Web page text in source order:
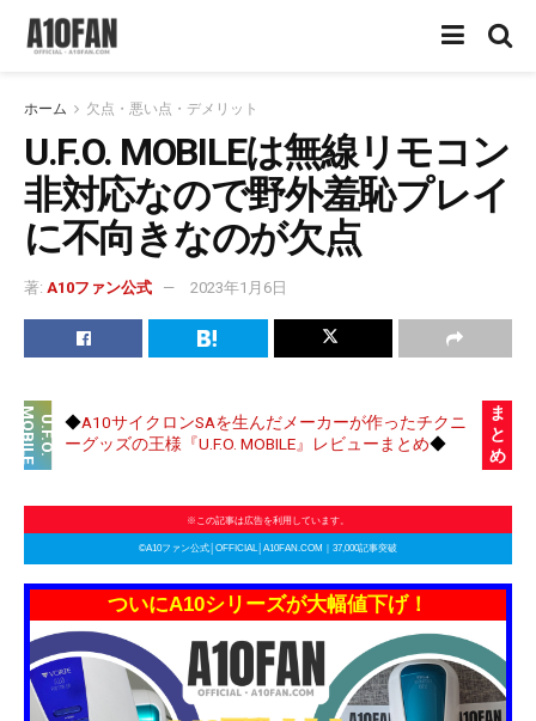
ホーム 欠点・悪い点・デメリット
U.F.O. MOBILEは無線リモコン
非対応なので野外羞恥プレイ
に不向きなのが欠点
著: A10ファン公式 2023年1月6日
U
.
F
.
O
.
MO
B
I
L
E ◆A10サイクロンSAを生んだメーカーが作ったチクニ
ーグッズの王様『U.F.O. MOBILE』レビューまとめ◆
ま
と
め
※この記事は広告を利用しています。
©A10ファン公式│OFFICIAL│A10FAN.COM｜37,000記事突破
ついにA10シリーズが大幅値下げ！